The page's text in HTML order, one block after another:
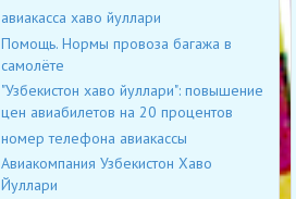
авиакасса хаво йуллари
Помощь. Нормы провоза багажа в
самолёте
"Узбекистон хаво йуллари": повышение
цен авиабилетов на 20 процентов
номер телефона авиакассы
Авиакомпания Узбекистон Хаво
Йуллари